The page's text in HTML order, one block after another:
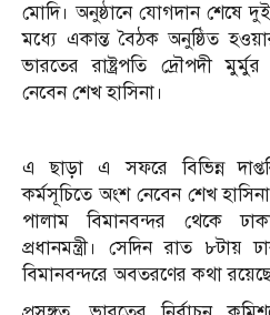
মোদি। অনুষ্ঠানে যোগদান শেষে দুই
মধ্যে একান্ত বৈঠক অনুষ্ঠিত
ভারতের রাষ্ট্রপতি দ্রৌপদী
নেবেন শেখ হাসিনা।
এ ছাড়া এ সফরে বিভিন্ন
কর্মসূচিতে অংশ নেবেন শেখ
পালাম বিমানবন্দর থেকে
প্রধানমন্ত্রী। সেদিন রাত ৮টায়
বিমানবন্দরে অবতরণের কথা